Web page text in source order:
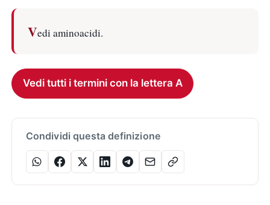
Vedi aminoacidi.
Vedi tutti i termini con la lettera A
Condividi questa definizione